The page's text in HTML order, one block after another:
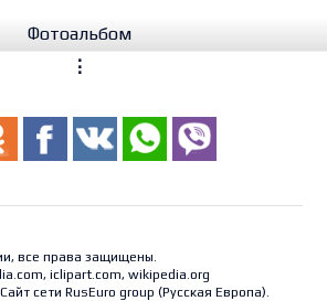
Фотоальбом
⋮
все права защищены.
iclipart.com, wikipedia.org
сети RusEuro group (Русская Европа).